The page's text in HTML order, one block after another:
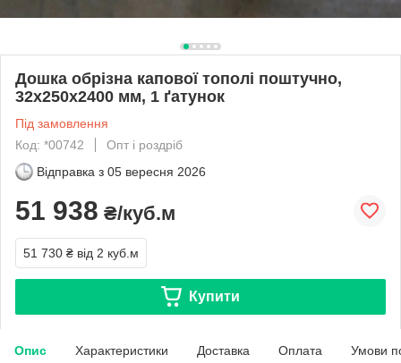
Дошка обрізна капової тополі поштучно,
32х250х2400 мм, 1 ґатунок
Під замовлення
Код: *00742
Опт і роздріб
Відправка з 05 вересня 2026
51 938 ₴/куб.м
51 730 ₴ від 2 куб.м
Купити
Опис Характеристики Доставка Оплата Умови